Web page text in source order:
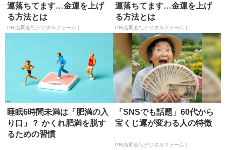
運落ちてます…金運を上げ
る方法とは
PR(合同会社デジタルファーム )
運落ちてます…金運を上げ
る方法とは
PR(合同会社デジタルファーム )
睡眠6時間未満は「肥満の入
り口」？ かくれ肥満を脱す
るための習慣
「SNSでも話題」60代から
宝くじ運が変わる人の特徴
PR(合同会社デジタルファーム )